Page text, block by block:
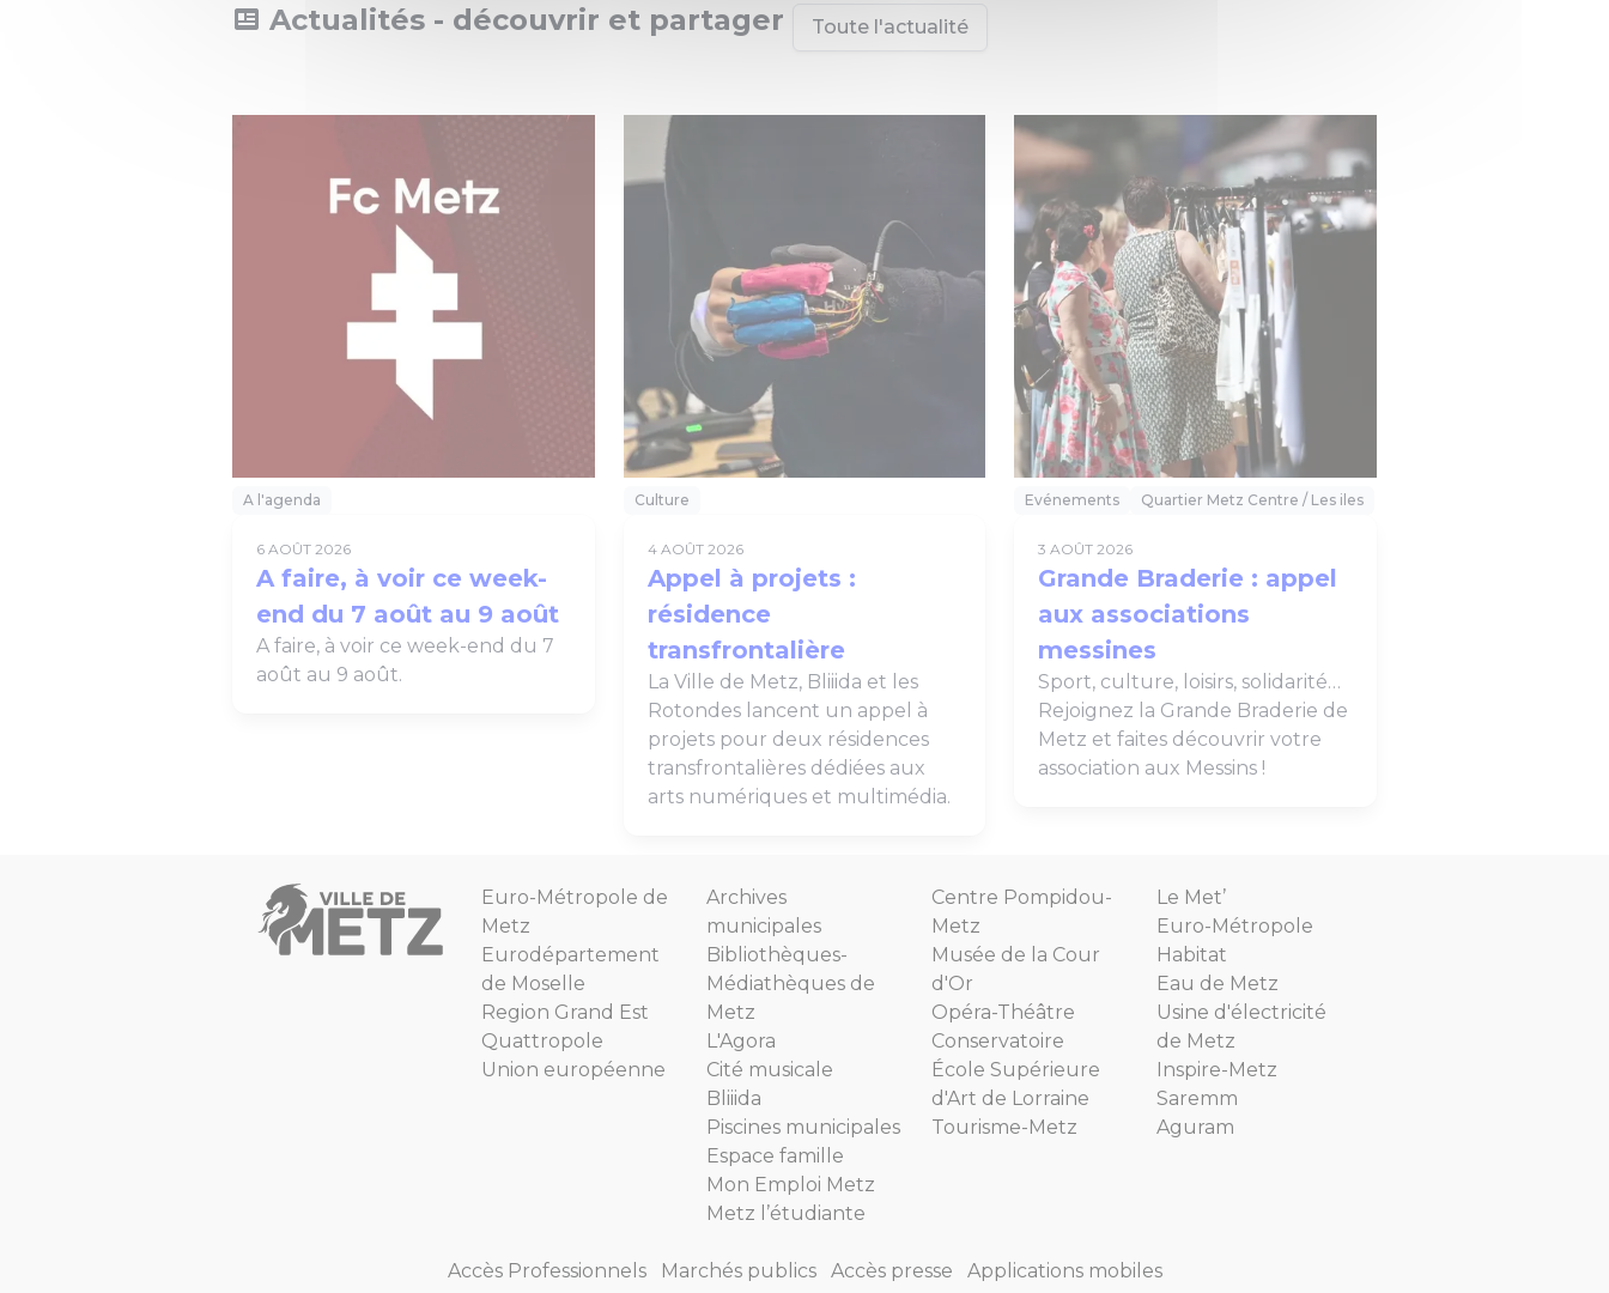
Actualités - découvrir et partager Toute l'actualité
A l'agenda
6 AOÛT 2026
A faire, à voir ce week-
end du 7 août au 9 août
A faire, à voir ce week-end du 7
août au 9 août.
Culture
4 AOÛT 2026
Appel à projets :
résidence
transfrontalière
La Ville de Metz, Bliiida et les
Rotondes lancent un appel à
projets pour deux résidences
transfrontalières dédiées aux
arts numériques et multimédia.
Evénements Quartier Metz Centre / Les iles
3 AOÛT 2026
Grande Braderie : appel
aux associations
messines
Sport, culture, loisirs, solidarité…
Rejoignez la Grande Braderie de
Metz et faites découvrir votre
association aux Messins !
Euro-Métropole de
Metz
Eurodépartement
de Moselle
Region Grand Est
Quattropole
Union européenne
Archives
municipales
Bibliothèques-
Médiathèques de
Metz
L'Agora
Cité musicale
Bliiida
Piscines municipales
Espace famille
Mon Emploi Metz
Metz l’étudiante
Centre Pompidou-
Metz
Musée de la Cour
d'Or
Opéra-Théâtre
Conservatoire
École Supérieure
d'Art de Lorraine
Tourisme-Metz
Le Met’
Euro-Métropole
Habitat
Eau de Metz
Usine d'électricité
de Metz
Inspire-Metz
Saremm
Aguram
Accès Professionnels Marchés publics Accès presse Applications mobiles